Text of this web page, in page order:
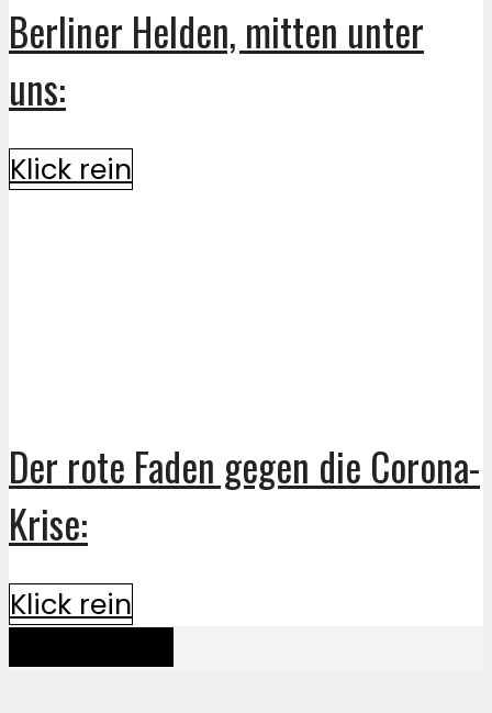
Berliner Helden, mitten unter
uns:
Klick rein
Der rote Faden gegen die Corona-
Krise:
Klick rein